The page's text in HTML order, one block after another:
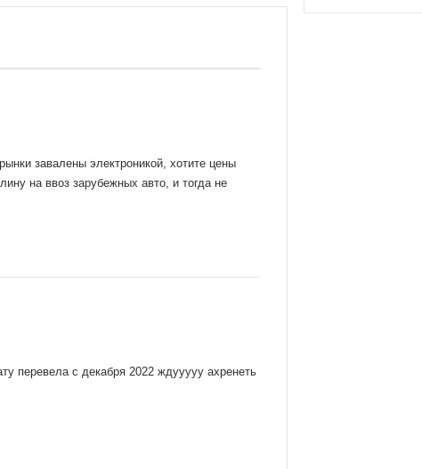
завалены электроникой, хотите цены
на ввоз зарубежных авто, и тогда не
перевела с декабря 2022 ждууууу ахренеть